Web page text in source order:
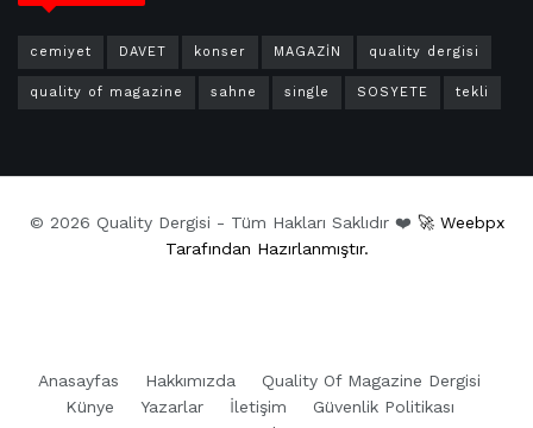
cemiyet DAVET konser MAGAZİN quality dergisi
quality of magazine sahne single SOSYETE tekli
© 2026 Quality Dergisi - Tüm Hakları Saklıdır ❤️ 🚀 Weebpx
Tarafından Hazırlanmıştır.
Anasayfas Hakkımızda
Quality Of Magazine Dergisi
Künye
Yazarlar İletişim
Güvenlik Politikası